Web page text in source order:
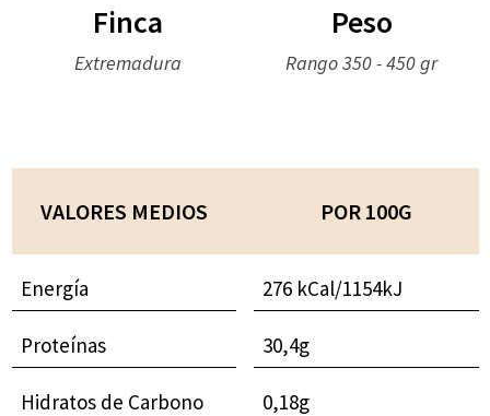
Finca
Extremadura
Peso
Rango 350 - 450 gr
VALORES MEDIOS POR 100G
Energía 276 kCal/1154kJ
Proteínas 30,4g
Hidratos de Carbono 0,18g